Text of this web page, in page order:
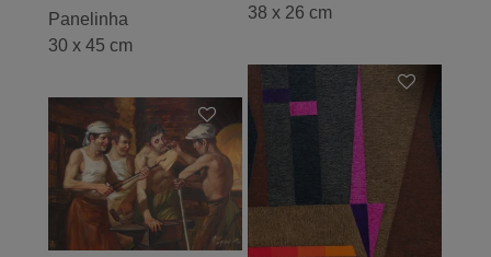
38 x 26 cm
Panelinha
30 x 45 cm